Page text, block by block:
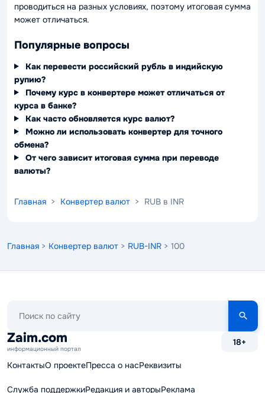
проводиться на разных условиях, поэтому итоговая сумма
может отличаться.
Популярные вопросы
Как перевести российский рубль в индийскую
рупию?
Почему курс в конвертере может отличаться от
курса в банке?
Как часто обновляется курс валют?
Можно ли использовать конвертер для точного
обмена?
От чего зависит итоговая сумма при переводе
валюты?
Главная > Конвертер валют > RUB в INR
Главная > Конвертер валют > RUB-INR > 100
сайту
Zaim.com
информационный портал
18+
КонтактыО проектеПресса о насРеквизиты
Служба поддержкиРедакция и авторыРеклама